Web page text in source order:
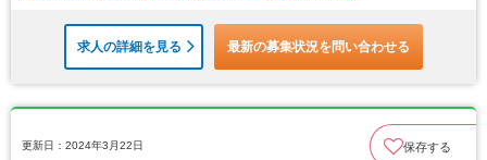
求人の詳細を見る 最新の募集状況を問い合わせる
更新日：2024年3月22日 保存する